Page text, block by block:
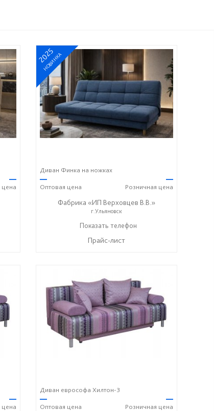
—
цена
2025
НОВИНКА
Диван Финка на ножках
—
Оптовая цена
—
Розничная цена
Фабрика «ИП Верховцев В.В.»
г.Ульяновск
8-987-637-27-82
Показать телефон
Прайс-лист
—
цена
Диван еврософа Хилтон-3
—
Оптовая цена
—
Розничная цена